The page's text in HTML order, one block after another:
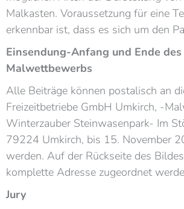
Malkasten. Voraussetzung für eine
erkennbar ist, dass es sich um den
Einsendung-Anfang und Ende des
Malwettbewerbs
Alle Beiträge können postalisch an
Freizeitbetriebe GmbH Umkirch, -
Winterzauber Steinwasenpark- Im
79224 Umkirch, bis 15. November
werden. Auf der Rückseite des
komplette Adresse zugeordnet
Jury